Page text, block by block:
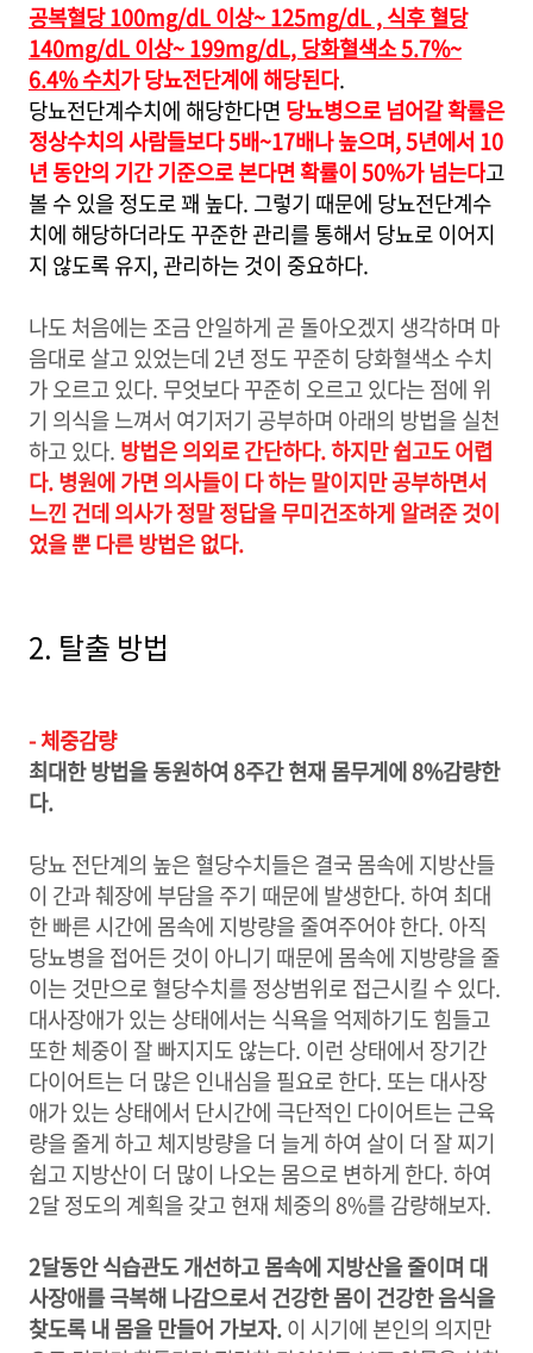
공복혈당 100mg/dL 이상~ 125mg/dL , 식후 혈당
140mg/dL 이상~ 199mg/dL, 당화혈색소 5.7%~
6.4% 수치가 당뇨전단계에 해당된다.
당뇨전단계수치에 해당한다면 당뇨병으로 넘어갈 확률은
정상수치의 사람들보다 5배~17배나 높으며, 5년에서 10
년 동안의 기간 기준으로 본다면 확률이 50%가 넘는다고
볼 수 있을 정도로 꽤 높다. 그렇기 때문에 당뇨전단계수
치에 해당하더라도 꾸준한 관리를 통해서 당뇨로 이어지
지 않도록 유지, 관리하는 것이 중요하다.
나도 처음에는 조금 안일하게 곧 돌아오겠지 생각하며 마
음대로 살고 있었는데 2년 정도 꾸준히 당화혈색소 수치
가 오르고 있다. 무엇보다 꾸준히 오르고 있다는 점에 위
기 의식을 느껴서 여기저기 공부하며 아래의 방법을 실천
하고 있다. 방법은 의외로 간단하다. 하지만 쉽고도 어렵
다. 병원에 가면 의사들이 다 하는 말이지만 공부하면서
느낀 건데 의사가 정말 정답을 무미건조하게 알려준 것이
었을 뿐 다른 방법은 없다.
2. 탈출 방법
- 체중감량
최대한 방법을 동원하여 8주간 현재 몸무게에 8%감량한
다.
당뇨 전단계의 높은 혈당수치들은 결국 몸속에 지방산들
이 간과 췌장에 부담을 주기 때문에 발생한다. 하여 최대
한 빠른 시간에 몸속에 지방량을 줄여주어야 한다. 아직
당뇨병을 접어든 것이 아니기 때문에 몸속에 지방량을 줄
이는 것만으로 혈당수치를 정상범위로 접근시킬 수 있다.
대사장애가 있는 상태에서는 식욕을 억제하기도 힘들고
또한 체중이 잘 빠지지도 않는다. 이런 상태에서 장기간
다이어트는 더 많은 인내심을 필요로 한다. 또는 대사장
애가 있는 상태에서 단시간에 극단적인 다이어트는 근육
량을 줄게 하고 체지방량을 더 늘게 하여 살이 더 잘 찌기
쉽고 지방산이 더 많이 나오는 몸으로 변하게 한다. 하여
2달 정도의 계획을 갖고 현재 체중의 8%를 감량해보자.
2달동안 식습관도 개선하고 몸속에 지방산을 줄이며 대
사장애를 극복해 나감으로서 건강한 몸이 건강한 음식을
찾도록 내 몸을 만들어 가보자.이 시기에 본인의 의지만